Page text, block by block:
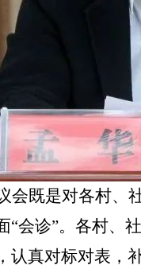
会既是对各村、
“会诊”。各村、
真对标对表，